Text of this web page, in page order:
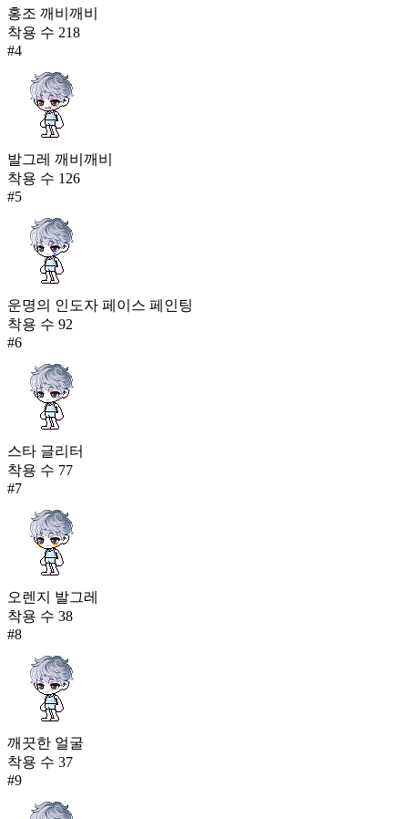
홍조 깨비깨비
착용 수 218
#4
발그레 깨비깨비
착용 수 126
#5
운명의 인도자 페이스 페인팅
착용 수 92
#6
스타 글리터
착용 수 77
#7
오렌지 발그레
착용 수 38
#8
깨끗한 얼굴
착용 수 37
#9